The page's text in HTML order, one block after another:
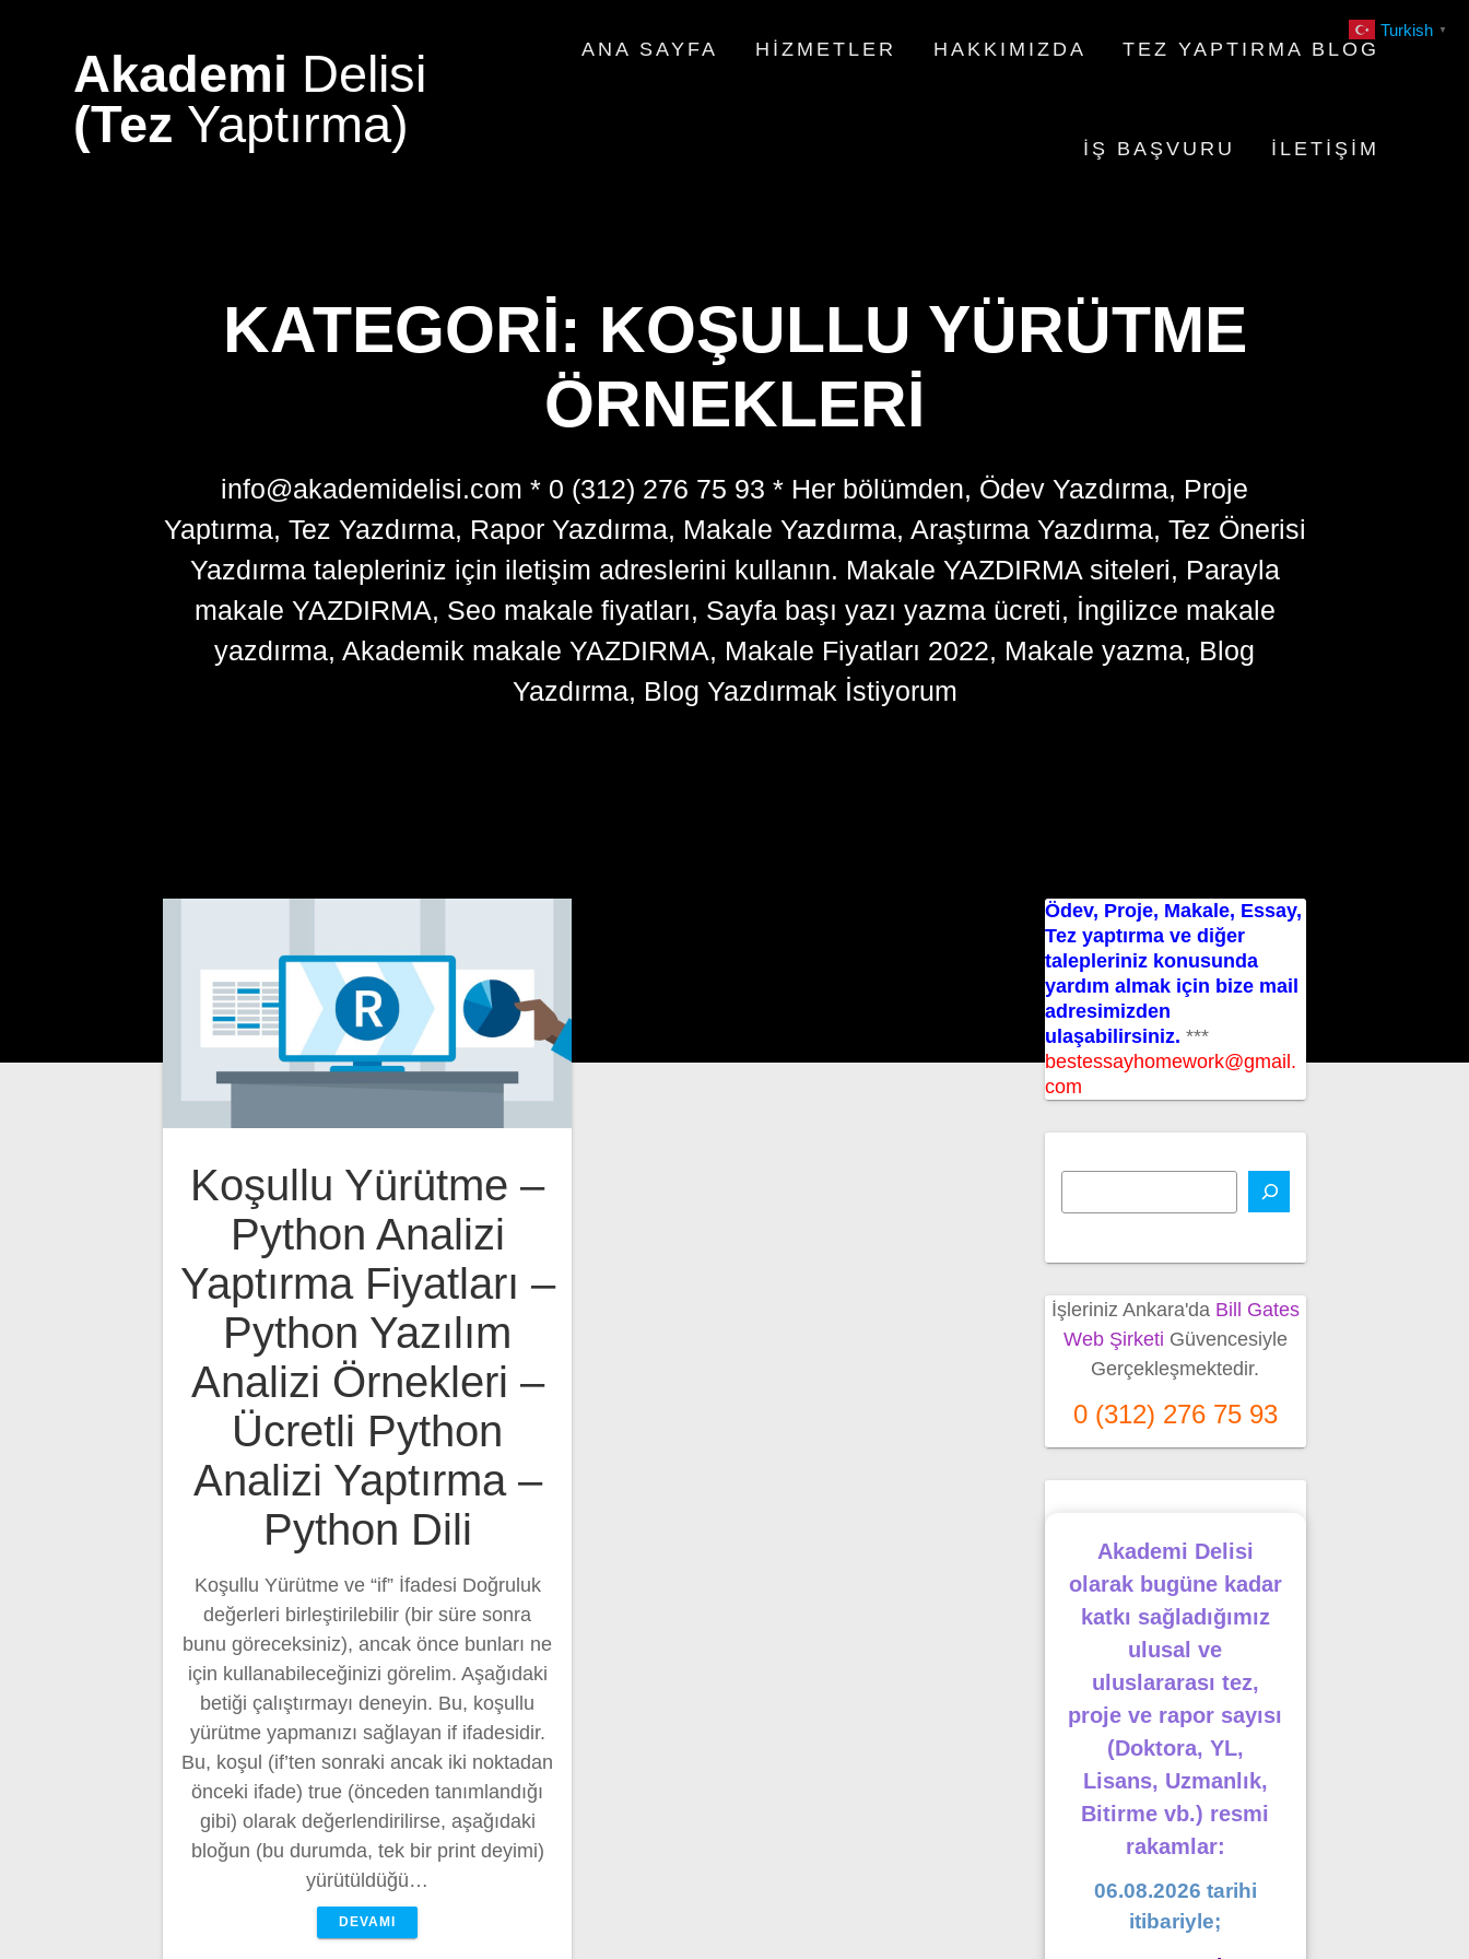
Akademi Delisi
(Tez Yaptırma)
ANA SAYFA HIZMETLER HAKKIMIZDA TEZ YAPTIRMA BLOG
İŞ BAŞVURU İLETIŞIM
KATEGORI: KOŞULLU YÜRÜTME
ÖRNEKLERI
info@akademidelisi.com * 0 (312) 276 75 93 * Her bölümden, Ödev Yazdırma, Proje
Yaptırma, Tez Yazdırma, Rapor Yazdırma, Makale Yazdırma, Araştırma Yazdırma, Tez Önerisi
Yazdırma talepleriniz için iletişim adreslerini kullanın. Makale YAZDIRMA siteleri, Parayla
makale YAZDIRMA, Seo makale fiyatları, Sayfa başı yazı yazma ücreti, İngilizce makale
yazdırma, Akademik makale YAZDIRMA, Makale Fiyatları 2022, Makale yazma, Blog
Yazdırma, Blog Yazdırmak İstiyorum
Koşullu Yürütme –
Python Analizi
Yaptırma Fiyatları –
Python Yazılım
Analizi Örnekleri –
Ücretli Python
Analizi Yaptırma –
Python Dili
Koşullu Yürütme ve “if” İfadesi Doğruluk
değerleri birleştirilebilir (bir süre sonra
bunu göreceksiniz), ancak önce bunları ne
için kullanabileceğinizi görelim. Aşağıdaki
betiği çalıştırmayı deneyin. Bu, koşullu
yürütme yapmanızı sağlayan if ifadesidir.
Bu, koşul (if’ten sonraki ancak iki noktadan
önceki ifade) true (önceden tanımlandığı
gibi) olarak değerlendirilirse, aşağıdaki
bloğun (bu durumda, tek bir print deyimi)
yürütüldüğü…
DEVAMI
Ödev, Proje, Makale, Essay,
Tez yaptırma ve diğer
talepleriniz konusunda
yardım almak için bize mail
adresimizden
ulaşabilirsiniz. ***
bestessayhomework@gmail.
com
İşleriniz Ankara'da Bill Gates
Web Şirketi Güvencesiyle
Gerçekleşmektedir.
0 (312) 276 75 93
Akademi Delisi
olarak bugüne kadar
katkı sağladığımız
ulusal ve
uluslararası tez,
proje ve rapor sayısı
(Doktora, YL,
Lisans, Uzmanlık,
Bitirme vb.) resmi
rakamlar:
06.08.2026 tarihi
itibariyle;
Turkish ▼